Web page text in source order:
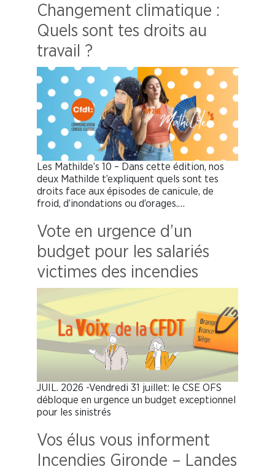
Changement climatique :
Quels sont tes droits au
travail ?
Les Mathilde’s 10 – Dans cette édition, nos
deux Mathilde t’expliquent quels sont tes
droits face aux épisodes de canicule, de
froid, d’inondations ou d’orages.…
Vote en urgence d’un
budget pour les salariés
victimes des incendies
JUIL. 2026 -Vendredi 31 juillet: le CSE OFS
débloque en urgence un budget exceptionnel
pour les sinistrés
Vos élus vous informent
Incendies Gironde – Landes